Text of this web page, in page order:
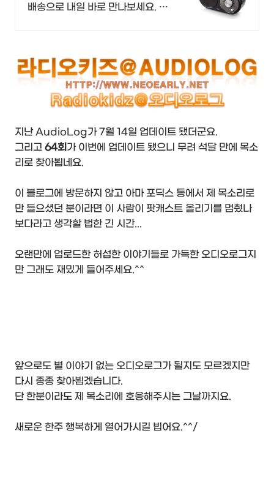
배송으로 내일 바로 만나보세요. 비
지난 AudioLog가 7월 14일 업데이트 됐더군요.
그리고 64회 가 이번에 업데이트 됐으니 무려 석달 만에 목소
리로 찾아뵙네요.
이 블로그에 방문하지 않고 아마 포딕스 등에서 제 목소리로
만 들으셨던 분이라면 이 사람이 팟캐스트 올리기를 멈췄나
보다라고 생각할 법한 긴 시간...
오랜만에 업로드한 허섭한 이야기들로 가득한 오디오로그지
만 그래도 재밌게 들어주세요.^^
앞으로도 별 이야기 없는 오디오로그가 될지도 모르겠지만
다시 종종 찾아뵙겠습니다.
단 한분이라도 제 목소리에 호응해주시는 그날까지요.
새로운 한주 행복하게 열어가시길 빕어요.^^/